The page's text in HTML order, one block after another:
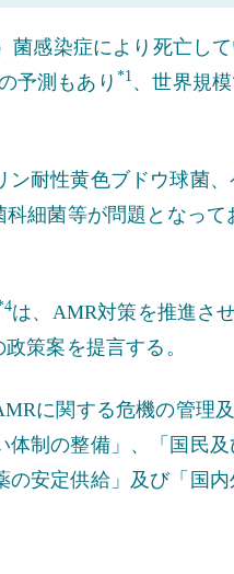
菌感染症により死亡し
予測もあり *1 、世界規
耐性黄色ブドウ球菌、
細菌等が問題となって
は、AMR対策を推進さ
策案を提言する。
に関する危機の管理
制の整備」、「国民
安定供給」及び「国